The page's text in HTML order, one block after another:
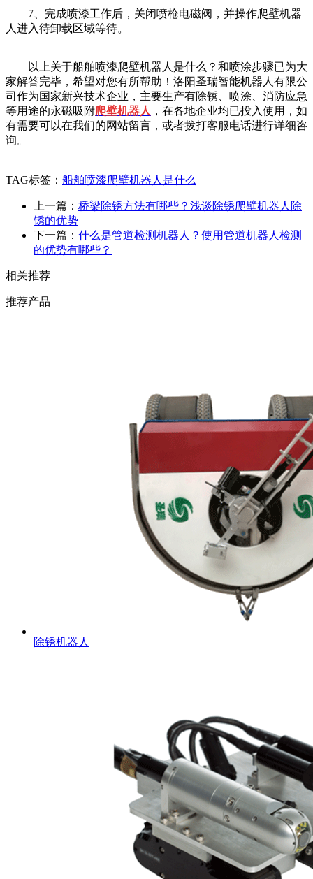
7、完成喷漆工作后，关闭喷枪电磁阀，并操作爬壁机器
人进入待卸载区域等待。
以上关于船舶喷漆爬壁机器人是什么？和喷涂步骤已为大
家解答完毕，希望对您有所帮助！洛阳圣瑞智能机器人有限公
司作为国家新兴技术企业，主要生产有除锈、喷涂、消防应急
等用途的永磁吸附爬壁机器人 ，在各地企业均已投入使用，如
有需要可以在我们的网站留言，或者拨打客服电话进行详细咨
询。
TAG标签： 船舶喷漆爬壁机器人是什么
上一篇： 桥梁除锈方法有哪些？浅谈除锈爬壁机器人除
锈的优势
下一篇： 什么是管道检测机器人？使用管道机器人检测
的优势有哪些？
相关推荐
推荐产品
除锈机器人